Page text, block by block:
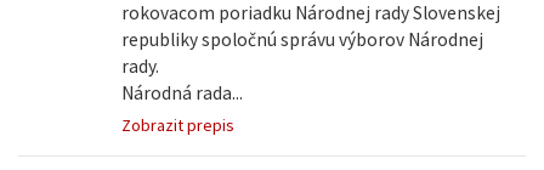
rokovacom poriadku Národnej rady Slovenskej
republiky spoločnú správu výborov Národnej
rady.
Národná rada...
Zobrazit prepis